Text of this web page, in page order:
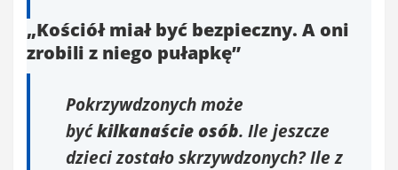
„Kościół miał być bezpieczny. A oni
zrobili z niego pułapkę”
Pokrzywdzonych może
byćkilkanaście osób. Ile jeszcze
dzieci zostało skrzywdzonych? Ile z